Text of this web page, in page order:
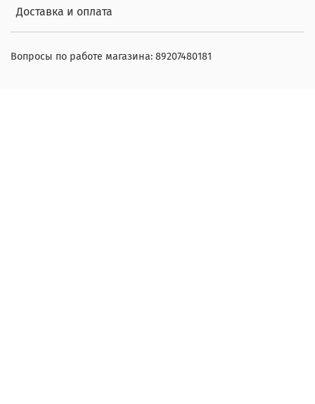
Доставка и оплата
Вопросы по работе магазина: 89207480181